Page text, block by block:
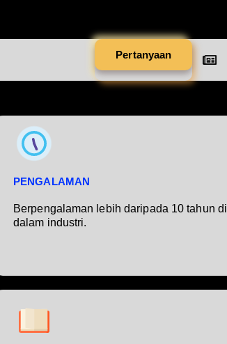
Pertanyaan
PENGALAMAN
Berpengalaman lebih daripada 10 tahun di
dalam industri.